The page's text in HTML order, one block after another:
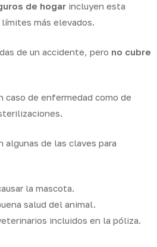
de hogar incluyen esta
más elevados.
de un accidente, pero no cubre
de enfermedad como de
algunas de las claves para
la mascota.
salud del animal.
incluidos en la póliza.